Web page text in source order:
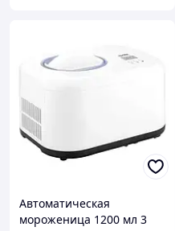
Автоматическая
мороженица 1200 мл 3